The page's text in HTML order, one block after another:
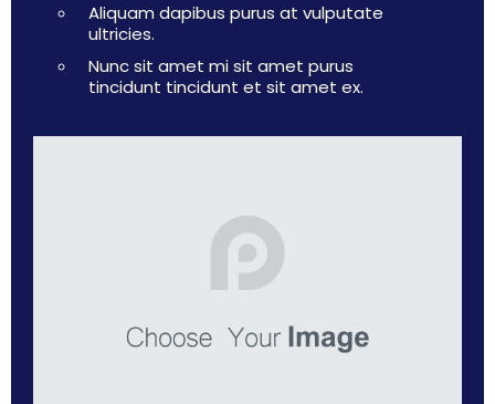
Aliquam dapibus purus at vulputate
ultricies.
Nunc sit amet mi sit amet purus
tincidunt tincidunt et sit amet ex.